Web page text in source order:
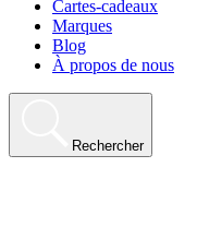
Cartes-cadeaux
Marques
Blog
À propos de nous
Rechercher